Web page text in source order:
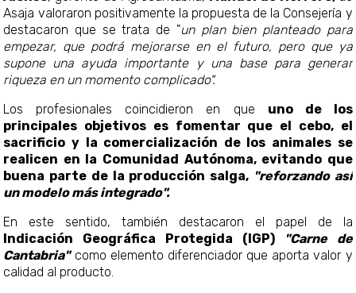
Asaja valoraron positivamente la propuesta de la Consejería y
destacaron que se trata de "un plan bien planteado para
empezar, que podrá mejorarse en el futuro, pero que ya
supone una ayuda importante y una base para generar
riqueza en un momento complicado".
Los profesionales coincidieron en que uno de los
principales objetivos es fomentar que el cebo, el
sacrificio y la comercialización de los animales se
realicen en la Comunidad Autónoma, evitando que
buena parte de la producción salga, "reforzando así
un modelo más integrado".
En este sentido, también destacaron el papel de la
Indicación Geográfica Protegida (IGP)
"Carne de
Cantabria"como elemento diferenciador que aporta valor y
calidad al producto.